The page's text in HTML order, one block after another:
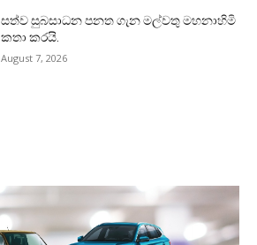
සත්ව සුබසාධන පනත ගැන මල්වතු මහනාහිමි
කතා කරයි.
August 7, 2026